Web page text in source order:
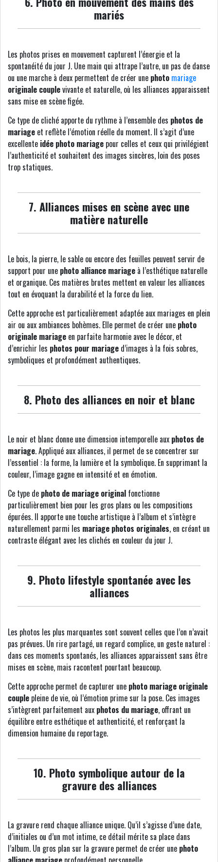
mariés
Les photos prises en mouvement capturent l’énergie et la
spontanéité du jour J. Une main qui attrape l’autre, un pas de danse
ou une marche à deux permettent de créer une photo mariage
originale couplevivante et naturelle, où les alliances apparaissent
sans mise en scène figée.
Ce type de cliché apporte du rythme à l’ensemble des photos de
mariage et reflète l’émotion réelle du moment. Il s’agit d’une
excellente idée photo mariage pour celles et ceux qui privilégient
l’authenticité et souhaitent des images sincères, loin des poses
trop statiques.
7. Alliances mises en scène avec une
matière naturelle
Le bois, la pierre, le sable ou encore des feuilles peuvent servir de
support pour une photo alliance mariage à l’esthétique naturelle
et organique. Ces matières brutes mettent en valeur les alliances
tout en évoquant la durabilité et la force du lien.
Cette approche est particulièrement adaptée aux mariages en plein
air ou aux ambiances bohèmes. Elle permet de créer une photo
originale mariage en parfaite harmonie avec le décor, et
d’enrichir les photos pour mariage d’images à la fois sobres,
symboliques et profondément authentiques.
8. Photo des alliances en noir et blanc
Le noir et blanc donne une dimension intemporelle aux photos de
mariage. Appliqué aux alliances, il permet de se concentrer sur
l’essentiel : la forme, la lumière et la symbolique. En supprimant la
couleur, l’image gagne en intensité et en émotion.
Ce type de photo de mariage original fonctionne
particulièrement bien pour les gros plans ou les compositions
épurées. Il apporte une touche artistique à l’album et s’intègre
naturellement parmi les mariage photos originales, en créant un
contraste élégant avec les clichés en couleur du jour J.
9. Photo lifestyle spontanée avec les
alliances
Les photos les plus marquantes sont souvent celles que l’on n’avait
pas prévues. Un rire partagé, un regard complice, un geste naturel :
dans ces moments spontanés, les alliances apparaissent sans être
mises en scène, mais racontent pourtant beaucoup.
Cette approche permet de capturer une photo mariage originale
couple pleine de vie, où l’émotion prime sur la pose. Ces images
s’intègrent parfaitement aux photos du mariage, offrant un
équilibre entre esthétique et authenticité, et renforçant la
dimension humaine du reportage.
10. Photo symbolique autour de la
gravure des alliances
La gravure rend chaque alliance unique. Qu’il s’agisse d’une date,
d’initiales ou d’un mot intime, ce détail mérite sa place dans
l’album. Un gros plan sur la gravure permet de créer une photo